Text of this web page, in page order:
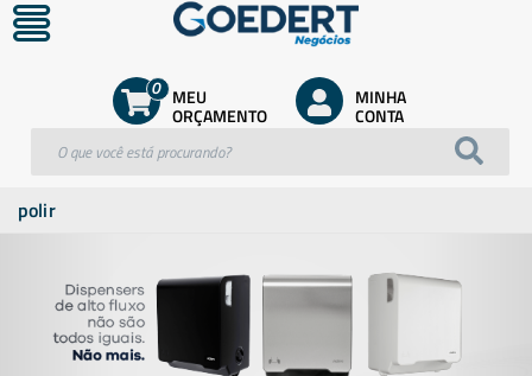
MEU
ORÇAMENTO
0 MINHA
CONTA
polir